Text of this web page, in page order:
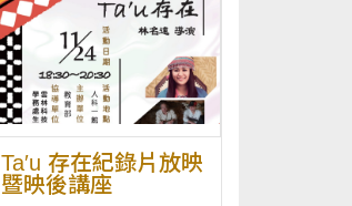
Ta′u 存在紀錄片放映
暨映後講座